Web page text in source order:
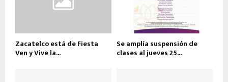
Zacatelco está de Fiesta
Ven y Vive la...
Se amplía suspensión de
clases al jueves 25...